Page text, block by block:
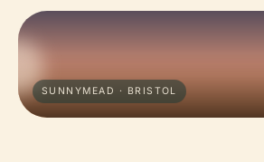
SUNNYMEAD · BRISTOL